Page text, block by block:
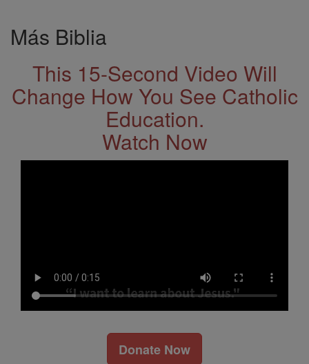
Más Biblia
This 15-Second Video Will
Change How You See Catholic
Education.
Watch Now
Donate Now